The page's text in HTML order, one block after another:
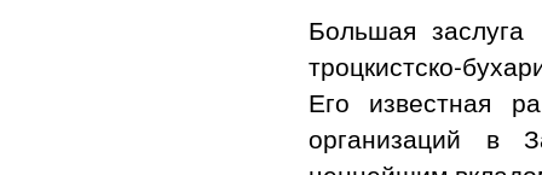
Большая
троцкистско-
Его известная
организаций в